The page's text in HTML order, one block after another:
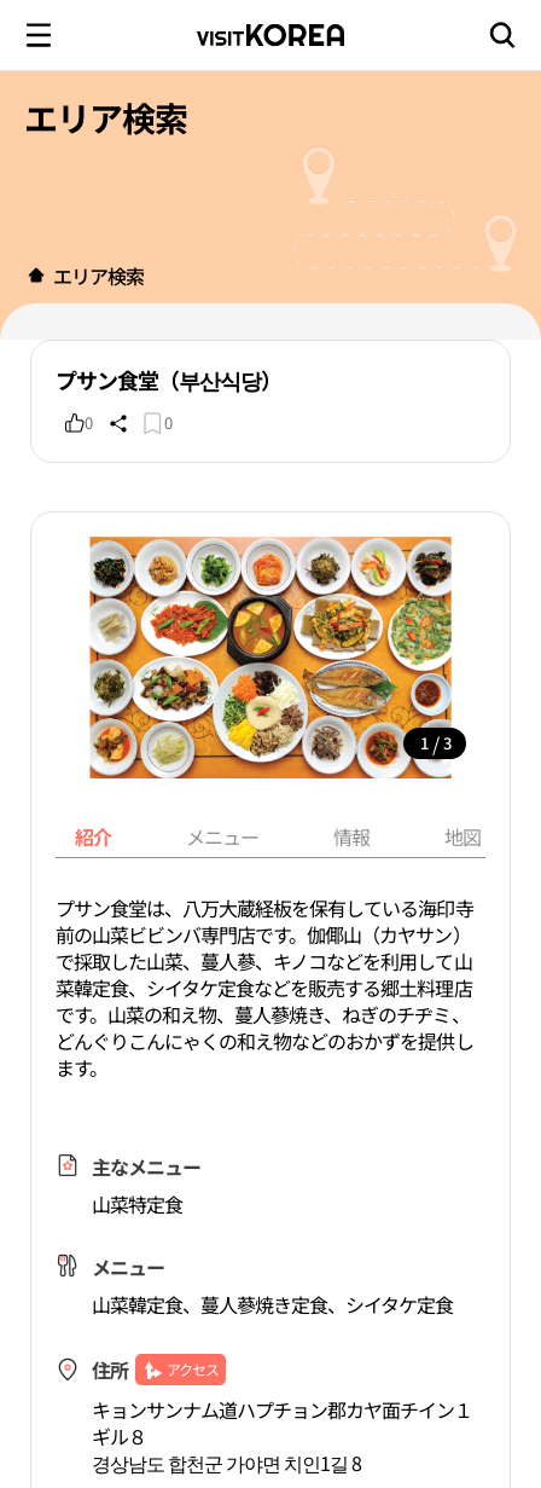
エリア検索
エリア検索
プサン食堂（부산식당）
0 0
1 / 3
紹介 メニュー 情報 地図
プサン食堂は、八万大蔵経板を保有している海印寺
前の山菜ビビンバ専門店です。伽倻山（カヤサン）
で採取した山菜、蔓人蔘、キノコなどを利用して山
菜韓定食、シイタケ定食などを販売する郷土料理店
です。山菜の和え物、蔓人蔘焼き、ねぎのチヂミ、
どんぐりこんにゃくの和え物などのおかずを提供し
ます。
主なメニュー
山菜特定食
メニュー
山菜韓定食、蔓人蔘焼き定食、シイタケ定食
住所 アクセス
キョンサンナム道ハプチョン郡カヤ面チイン１
ギル８
경상남도 합천군 가야면 치인1길 8